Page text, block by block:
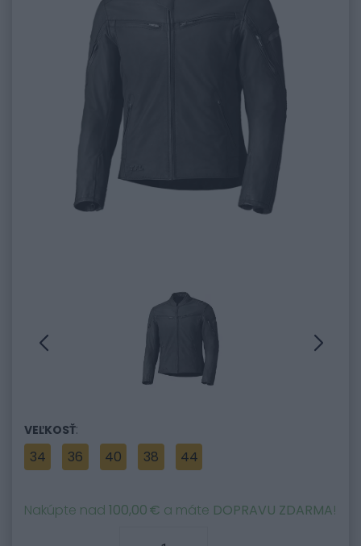
VEĽKOSŤ:
34
36 40 38 44
Nakúpte nad 100,00 € a máte DOPRAVU ZDARMA!